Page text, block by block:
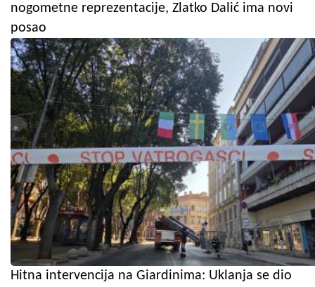
nogometne reprezentacije, Zlatko Dalić ima novi
posao
Hitna intervencija na Giardinima: Uklanja se dio